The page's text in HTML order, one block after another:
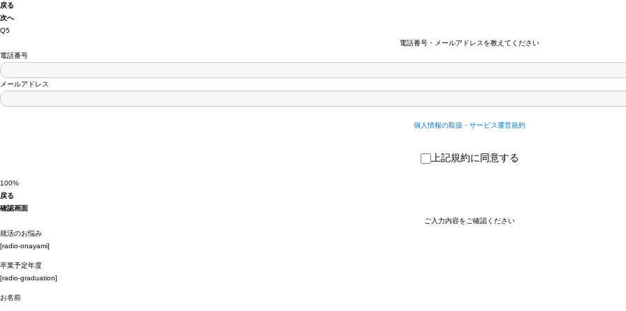
戻る
次へ
Q5
電話番号・メールアドレスを教えてください
電話番号
メールアドレス
個人情報の取扱・サービス運営規約
上記規約に同意する
100%
戻る
確認画面
ご入力内容をご確認ください
就活のお悩み
[radio-onayami]
卒業予定年度
[radio-graduation]
お名前